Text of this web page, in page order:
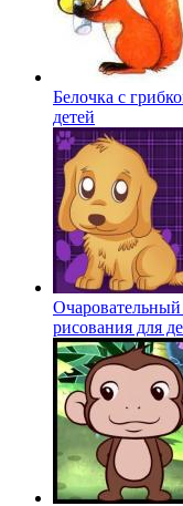
Белочка с
детей
рисования для